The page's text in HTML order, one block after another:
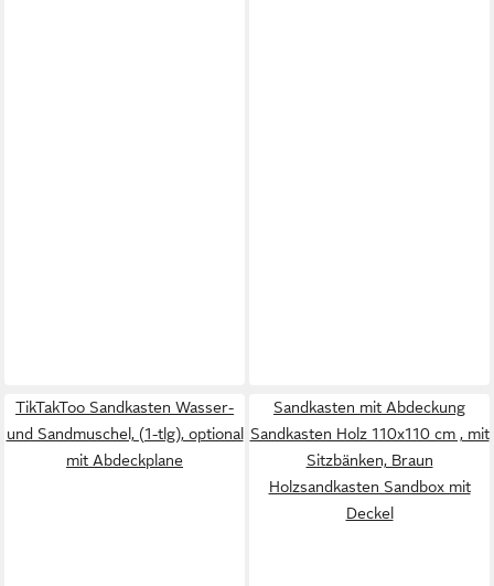
TikTakToo Sandkasten Wasser-
und Sandmuschel, (1-tlg), optional
mit Abdeckplane
Sandkasten mit Abdeckung
Sandkasten Holz 110x110 cm , mit
Sitzbänken, Braun
Holzsandkasten Sandbox mit
Deckel